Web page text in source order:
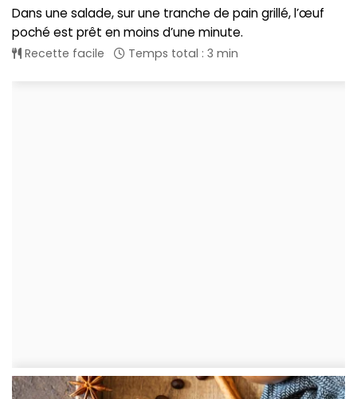
Dans une salade, sur une tranche de pain grillé, l’œuf
poché est prêt en moins d’une minute.
Recette facile Temps total : 3 min